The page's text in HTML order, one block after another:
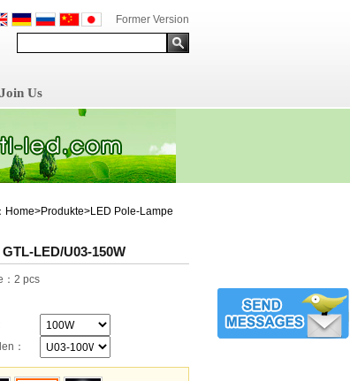
Former Version
Join Us
Home>Produkte>LED Pole-Lampe
LED/U03-150W
：2 pcs
：